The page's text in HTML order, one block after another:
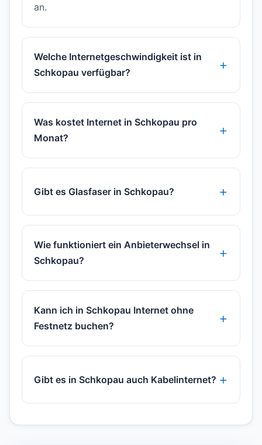
an.
Welche Internetgeschwindigkeit ist in
Schkopau verfügbar?
Was kostet Internet in Schkopau pro
Monat?
Gibt es Glasfaser in Schkopau?
Wie funktioniert ein Anbieterwechsel in
Schkopau?
Kann ich in Schkopau Internet ohne
Festnetz buchen?
Gibt es in Schkopau auch Kabelinternet?